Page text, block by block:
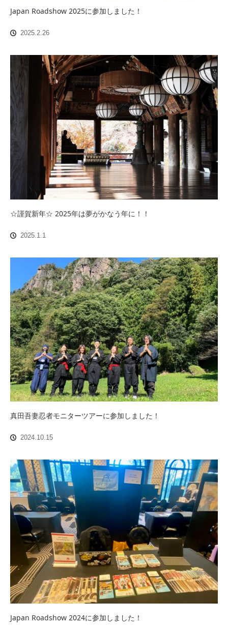
Japan Roadshow 2025に参加しました！
2025.2.26
☆謹賀新年☆ 2025年は夢がかなう年に！！
2025.1.1
真田吾妻忍者モニターツアーに参加しました！
2024.10.15
Japan Roadshow 2024に参加しました！